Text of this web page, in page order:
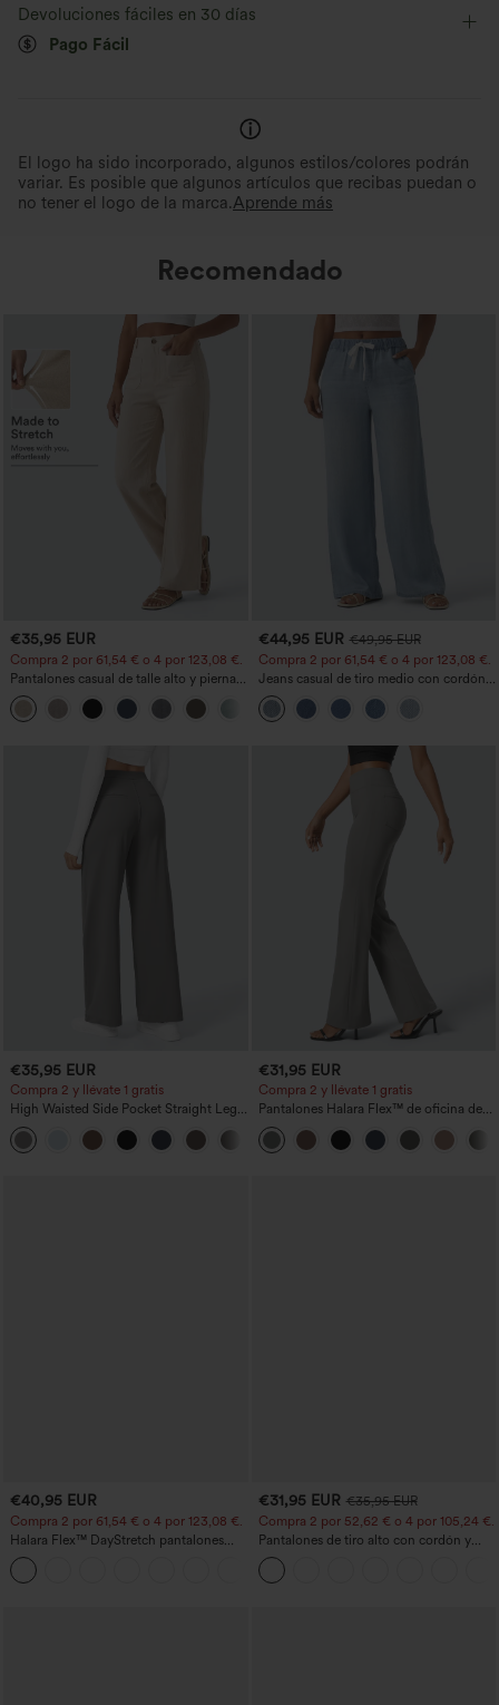
Devoluciones fáciles en 30 días
Pago Fácil
El logo ha sido incorporado, algunos estilos/colores podrán
variar. Es posible que algunos artículos que recibas puedan o
no tener el logo de la marca.Aprende más
Recomendado
€35,95 EUR
Compra 2 por 61,54 € o 4 por 123,08 €.
Pantalones casual de talle alto y pierna
recta con tacto de lino y bolsillos
+5
€44,95 EUR €49,95 EUR
Compra 2 por 61,54 € o 4 por 123,08 €.
Jeans casual de tiro medio con cordón y
bolsillos
€35,95 EUR
Compra 2 y llévate 1 gratis
High Waisted Side Pocket Straight Leg
Work Pants
+23
€31,95 EUR
Compra 2 y llévate 1 gratis
Pantalones Halara Flex™ de oficina de
tiro alto ligeramente acampanados con
bolsillos
€40,95 EUR
Compra 2 por 61,54 € o 4 por 123,08 €.
Halara Flex™ DayStretch pantalones
acampanados de trabajo de tiro medio
con bolsillo lateral con cremallera
€31,95 EUR €35,95 EUR
Compra 2 por 52,62 € o 4 por 105,24 €.
Pantalones de tiro alto con cordón y
bolsillos, pernera ancha, holgados y de
estilo casual con tacto de lino.